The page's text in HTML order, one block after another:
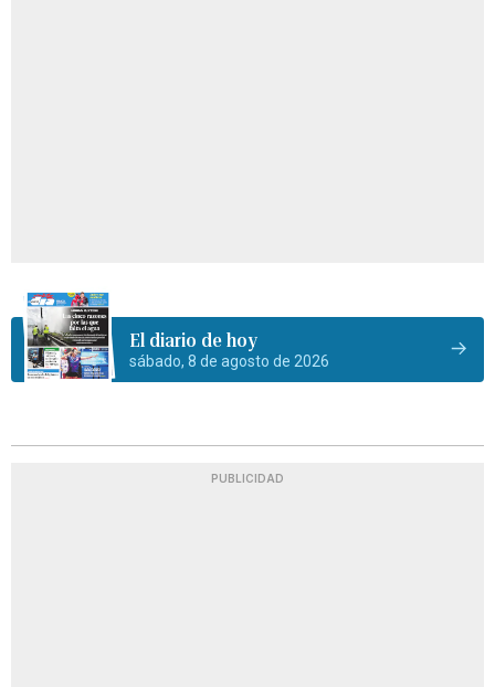
El diario de hoy
sábado, 8 de agosto de 2026
PUBLICIDAD